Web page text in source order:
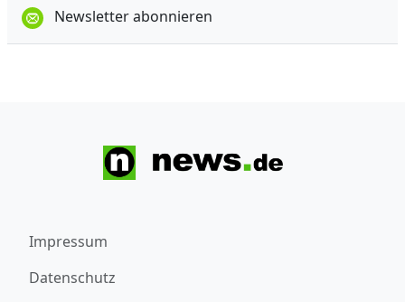
Newsletter abonnieren
Impressum
Datenschutz